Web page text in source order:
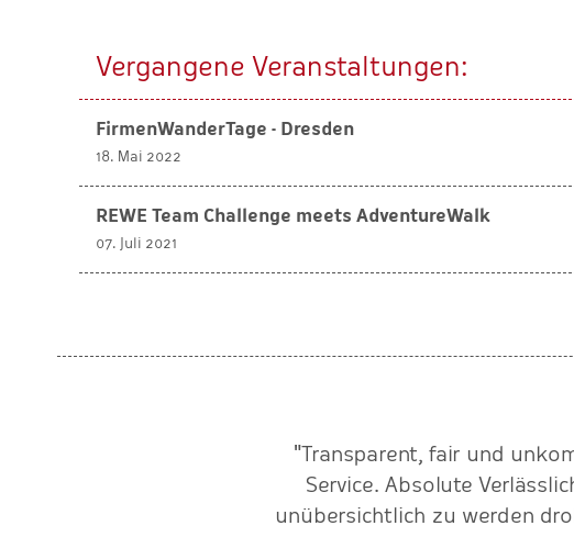
Vergangene Veranstaltungen:
FirmenWanderTage - Dresden
18. Mai 2022
REWE Team Challenge meets AdventureWalk
07. Juli 2021
"Transparent, fair und
Service. Absolute
unübersichtlich zu werden